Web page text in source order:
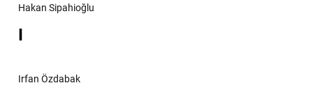
Hakan Sipahioğlu
I
Irfan Özdabak